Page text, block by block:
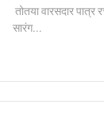
तोतया
सारंग...